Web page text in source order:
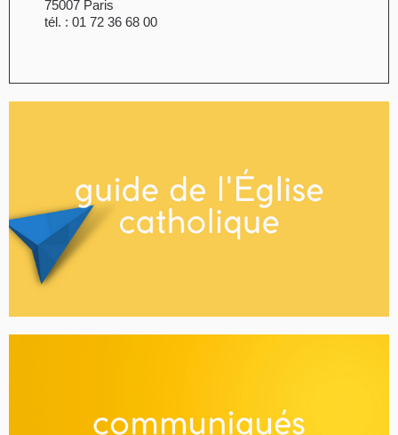
75007 Paris
tél. : 01 72 36 68 00